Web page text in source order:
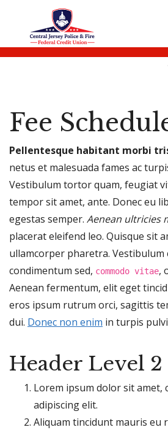
Fee
Pellentesque habitant morbi
netus et malesuada fames ac
Vestibulum tortor quam, feugiat
tempor sit amet, ante. Donec eu
egestas semper. Aenean ultricies
placerat eleifend leo. Quisque sit
ullamcorper pharetra. Vestibulum
condimentum sed, commodo vitae,
Aenean fermentum, elit eget
eros ipsum rutrum orci, sagittis
dui. Donec non enim in turpis
Header Level 2
Lorem ipsum dolor sit amet,
adipiscing elit.
Aliquam tincidunt mauris eu